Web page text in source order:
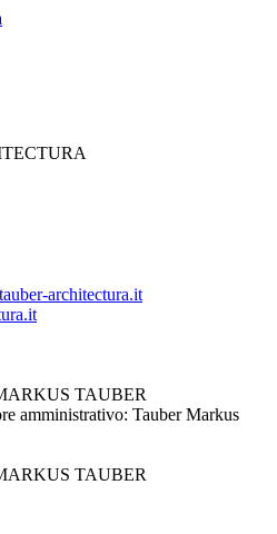
tauber-architectura.it
TAUBER
amministrativo: Tauber Markus
TAUBER